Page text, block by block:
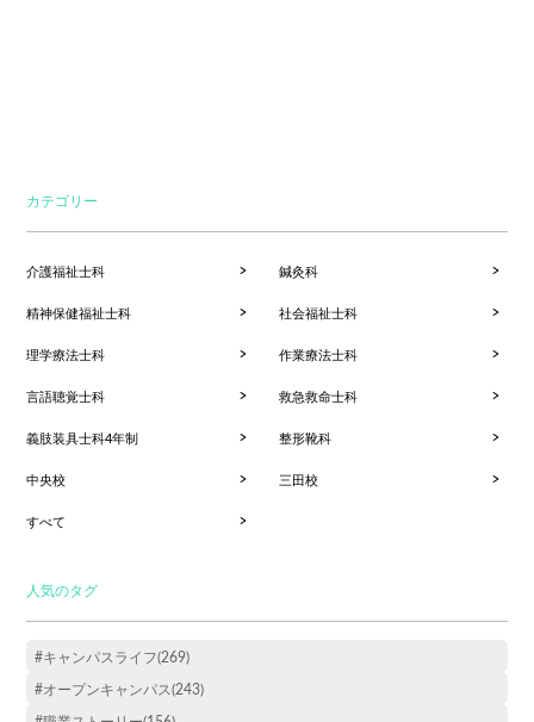
カテゴリー
介護福祉士科 鍼灸科
精神保健福祉士科 社会福祉士科
理学療法士科 作業療法士科
言語聴覚士科 救急救命士科
義肢装具士科4年制 整形靴科
中央校 三田校
すべて
人気のタグ
#キャンパスライフ(269)
#オープンキャンパス(243)